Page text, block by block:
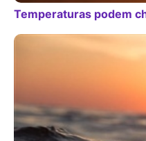
Temperaturas podem